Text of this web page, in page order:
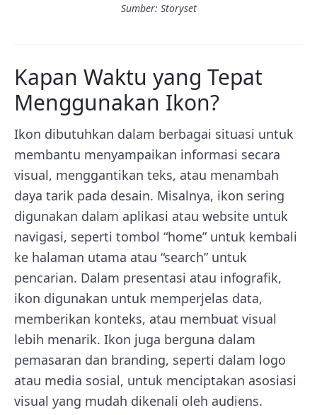
Sumber: Storyset
Kapan Waktu yang Tepat
Menggunakan Ikon?
Ikon dibutuhkan dalam berbagai situasi untuk
membantu menyampaikan informasi secara
visual, menggantikan teks, atau menambah
daya tarik pada desain. Misalnya, ikon sering
digunakan dalam aplikasi atau website untuk
navigasi, seperti tombol “home” untuk kembali
ke halaman utama atau “search” untuk
pencarian. Dalam presentasi atau infografik,
ikon digunakan untuk memperjelas data,
memberikan konteks, atau membuat visual
lebih menarik. Ikon juga berguna dalam
pemasaran dan branding, seperti dalam logo
atau media sosial, untuk menciptakan asosiasi
visual yang mudah dikenali oleh audiens.